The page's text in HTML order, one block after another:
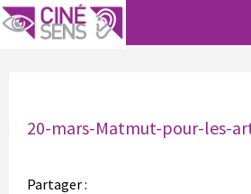
20-mars-Matmut-pour-les-
Partager :